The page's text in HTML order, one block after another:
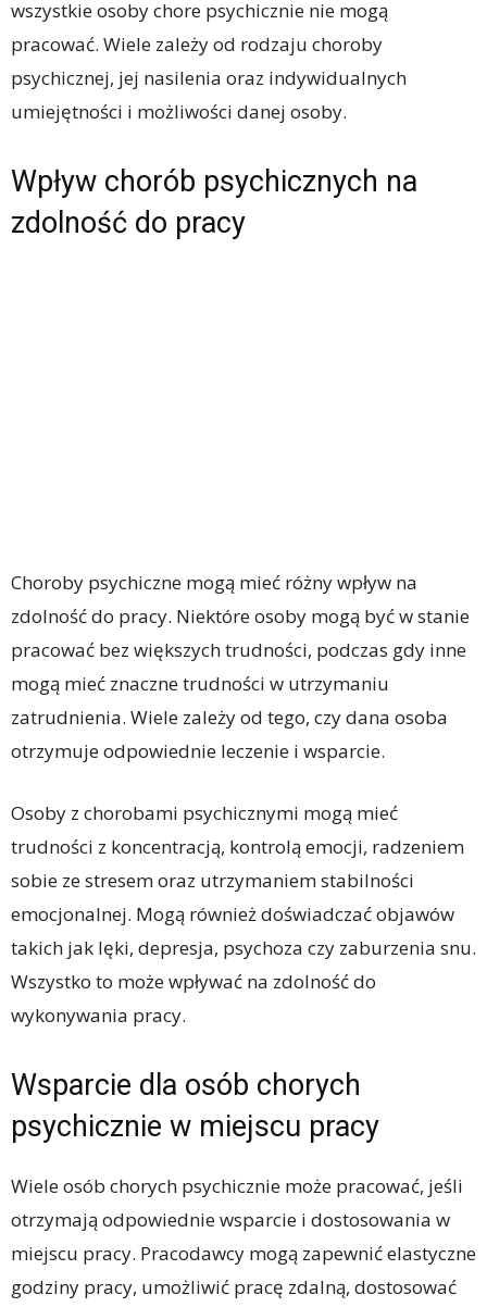
wszystkie osoby chore psychicznie nie mogą
pracować. Wiele zależy od rodzaju choroby
psychicznej, jej nasilenia oraz indywidualnych
umiejętności i możliwości danej osoby.
Wpływ chorób psychicznych na
zdolność do pracy
Choroby psychiczne mogą mieć różny wpływ na
zdolność do pracy. Niektóre osoby mogą być w stanie
pracować bez większych trudności, podczas gdy inne
mogą mieć znaczne trudności w utrzymaniu
zatrudnienia. Wiele zależy od tego, czy dana osoba
otrzymuje odpowiednie leczenie i wsparcie.
Osoby z chorobami psychicznymi mogą mieć
trudności z koncentracją, kontrolą emocji, radzeniem
sobie ze stresem oraz utrzymaniem stabilności
emocjonalnej. Mogą również doświadczać objawów
takich jak lęki, depresja, psychoza czy zaburzenia snu.
Wszystko to może wpływać na zdolność do
wykonywania pracy.
Wsparcie dla osób chorych
psychicznie w miejscu pracy
Wiele osób chorych psychicznie może pracować, jeśli
otrzymają odpowiednie wsparcie i dostosowania w
miejscu pracy. Pracodawcy mogą zapewnić elastyczne
godziny pracy, umożliwić pracę zdalną, dostosować